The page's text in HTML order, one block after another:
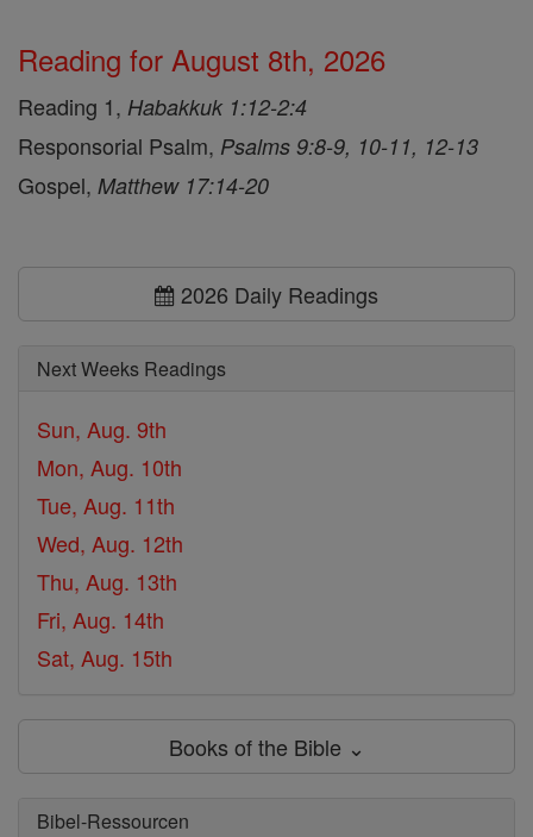
Reading for August 8th, 2026
Reading 1, Habakkuk 1:12-2:4
Responsorial Psalm, Psalms 9:8-9, 10-11, 12-13
Gospel, Matthew 17:14-20
2026 Daily Readings
Next Weeks Readings
Sun, Aug. 9th
Mon, Aug. 10th
Tue, Aug. 11th
Wed, Aug. 12th
Thu, Aug. 13th
Fri, Aug. 14th
Sat, Aug. 15th
Books of the Bible ⌄
Bibel-Ressourcen